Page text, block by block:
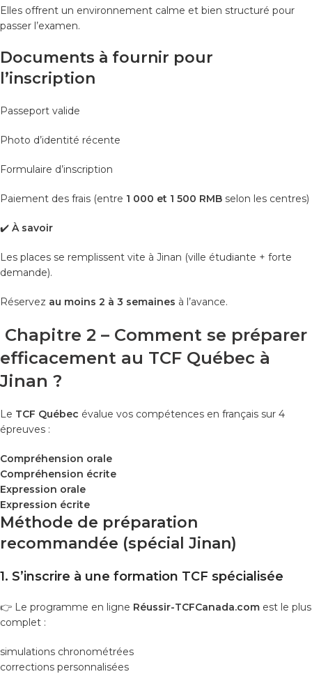
Elles offrent un environnement calme et bien structuré pour
passer l’examen.
Documents à fournir pour
l’inscription
Passeport valide
Photo d’identité récente
Formulaire d’inscription
Paiement des frais (entre 1 000 et 1 500 RMB selon les centres)
✔️ À savoir
Les places se remplissent vite à Jinan (ville étudiante + forte
demande).
Réservez au moins 2 à 3 semaines à l’avance.
Chapitre 2 – Comment se préparer
efficacement au TCF Québec à
Jinan ?
Le TCF Québec évalue vos compétences en français sur 4
épreuves :
Compréhension orale
Compréhension écrite
Expression orale
Expression écrite
Méthode de préparation
recommandée (spécial Jinan)
1. S’inscrire à une formation TCF spécialisée
👉 Le programme en ligne Réussir-TCFCanada.com est le plus
complet :
simulations chronométrées
corrections personnalisées